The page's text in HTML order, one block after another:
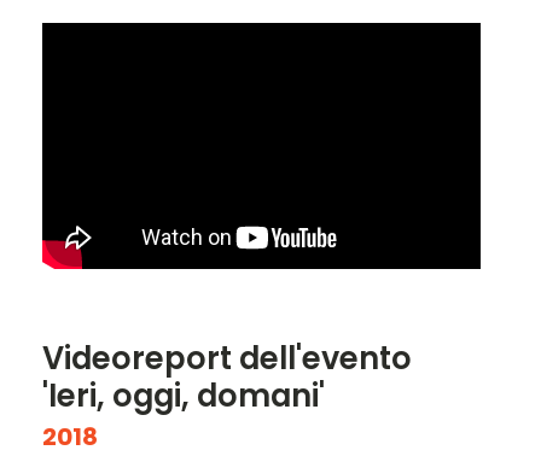
Videoreport dell'evento
'Ieri, oggi, domani'
2018